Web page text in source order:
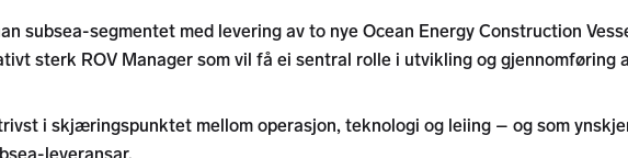
subsea-segmentet med levering av to nye Ocean Energy Construction
sterk ROV Manager som vil få ei sentral rolle i utvikling og gjennomføring
i skjæringspunktet mellom operasjon, teknologi og leiing – og som